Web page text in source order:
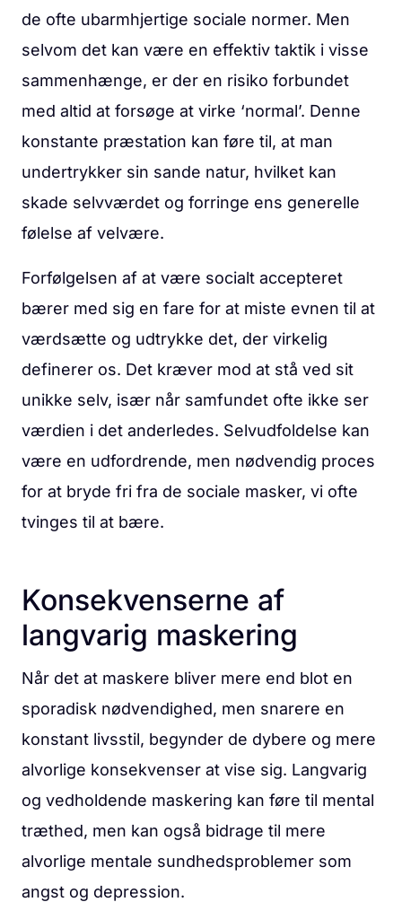
de ofte ubarmhjertige sociale normer. Men
selvom det kan være en effektiv taktik i visse
sammenhænge, er der en risiko forbundet
med altid at forsøge at virke ‘normal’. Denne
konstante præstation kan føre til, at man
undertrykker sin sande natur, hvilket kan
skade selvværdet og forringe ens generelle
følelse af velvære.
Forfølgelsen af at være socialt accepteret
bærer med sig en fare for at miste evnen til at
værdsætte og udtrykke det, der virkelig
definerer os. Det kræver mod at stå ved sit
unikke selv, især når samfundet ofte ikke ser
værdien i det anderledes. Selvudfoldelse kan
være en udfordrende, men nødvendig proces
for at bryde fri fra de sociale masker, vi ofte
tvinges til at bære.
Konsekvenserne af
langvarig maskering
Når det at maskere bliver mere end blot en
sporadisk nødvendighed, men snarere en
konstant livsstil, begynder de dybere og mere
alvorlige konsekvenser at vise sig. Langvarig
og vedholdende maskering kan føre til mental
træthed, men kan også bidrage til mere
alvorlige mentale sundhedsproblemer som
angst og depression.